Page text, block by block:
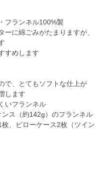
フランネル100%製
に綿ごみがたまりますが、
すめします
で、とてもソフトな仕上が
します
いフランネル
ス（約142g）のフランネル
、ピローケース2枚（ツイン